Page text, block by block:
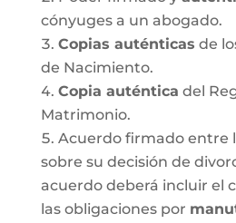
cónyuges a un abogado.
Copias auténticas de
de Nacimiento.
Copia auténtica del
Matrimonio.
Acuerdo firmado entre
sobre su decisión de
acuerdo deberá incluir el
las obligaciones por